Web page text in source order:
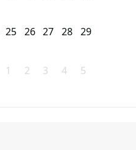
25 26 27 28 29
1 2 3 4 5